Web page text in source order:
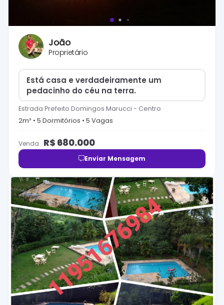
João
Proprietário
Está casa e verdadeiramente um
pedacinho do céu na terra.
Estrada Prefeito Domingos Marucci - Centro
2m² • 5 Dormitórios • 5 Vagas
Venda R$ 680.000
Enviar Mensagem